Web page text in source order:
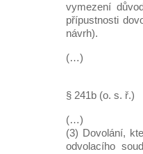
vymezení
přípustnosti
návrh).
(…)
§ 241b (o. s. ř.)
(…)
(3) Dovolání,
odvolacího